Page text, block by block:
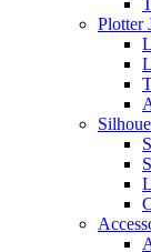
Plotter